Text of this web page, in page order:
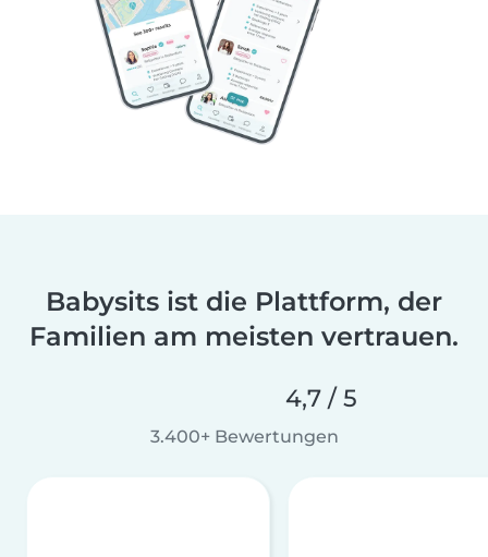
Babysits ist die Plattform, der
Familien am meisten vertrauen.
4,7 / 5
3.400+ Bewertungen